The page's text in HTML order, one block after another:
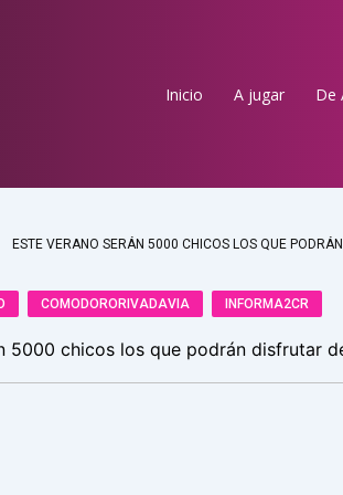
Inicio A jugar De
COMODORORIVADAVIA INFORMA2CR
5000 chicos los que podrán disfrutar